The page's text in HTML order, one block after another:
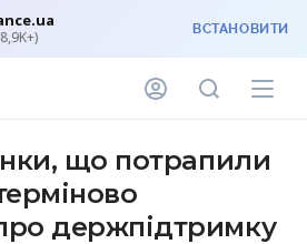
ВСТАНОВИТИ
що потрапили
держпідтримку